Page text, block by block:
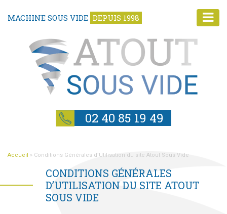
MACHINE SOUS VIDE DEPUIS 1998
02 40 85 19 49
Accueil » Conditions Générales d’Utilisation du site Atout Sous Vide
CONDITIONS GÉNÉRALES
D’UTILISATION DU SITE ATOUT
SOUS VIDE